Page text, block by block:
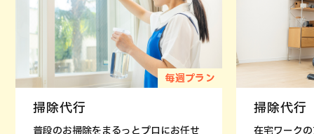
毎週プラン
掃除代行
普段のお掃除をまるっとプロにお任せ
掃除代行
在宅ワーク